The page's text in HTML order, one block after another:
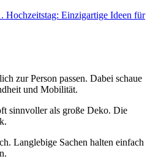
Hochzeitstag: Einzigartige Ideen für
zur Person passen. Dabei schaue
und Mobilität.
sinnvoller als große Deko. Die
Langlebige Sachen halten einfach